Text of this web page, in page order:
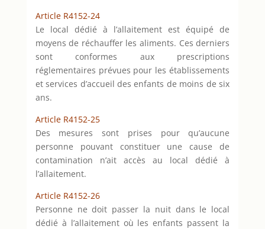
Article R4152-24
Le local dédié à l’allaitement est équipé de
moyens de réchauffer les aliments. Ces derniers
sont conformes aux prescriptions
réglementaires prévues pour les établissements
et services d’accueil des enfants de moins de six
ans.
Article R4152-25
Des mesures sont prises pour qu’aucune
personne pouvant constituer une cause de
contamination n’ait accès au local dédié à
l’allaitement.
Article R4152-26
Personne ne doit passer la nuit dans le local
dédié à l’allaitement où les enfants passent la